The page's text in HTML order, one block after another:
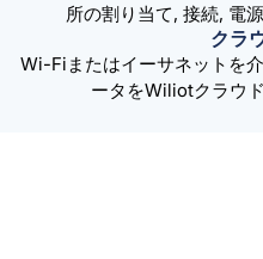
所の割り当て, 接続, 電
クラ
Wi-Fiまたはイーサネットを
ータをWiliotクラウ